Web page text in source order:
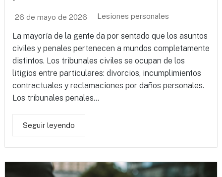
26 de mayo de 2026 Lesiones personales
La mayoría de la gente da por sentado que los asuntos
civiles y penales pertenecen a mundos completamente
distintos. Los tribunales civiles se ocupan de los
litigios entre particulares: divorcios, incumplimientos
contractuales y reclamaciones por daños personales.
Los tribunales penales...
Seguir leyendo